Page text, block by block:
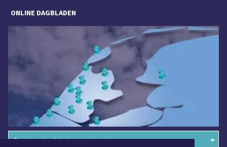
ONLINE DAGBLADEN
Overige dagbladen in de regio